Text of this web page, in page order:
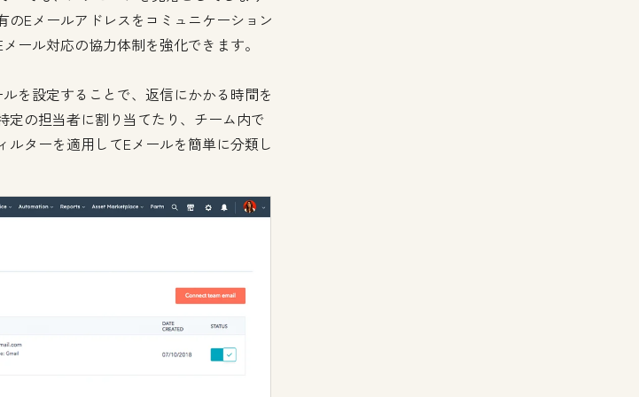
のEメールアドレスをコミュニケーション
ール対応の協力体制を強化できます。
を設定することで、返信にかかる時間を
定の担当者に割り当てたり、チーム内で
ターを適用してEメールを簡単に分類し